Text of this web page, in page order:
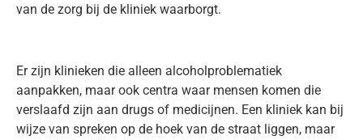
van de zorg bij de kliniek waarborgt.
Er zijn klinieken die alleen alcoholproblematiek
aanpakken, maar ook centra waar mensen komen die
verslaafd zijn aan drugs of medicijnen. Een kliniek kan bij
wijze van spreken op de hoek van de straat liggen, maar